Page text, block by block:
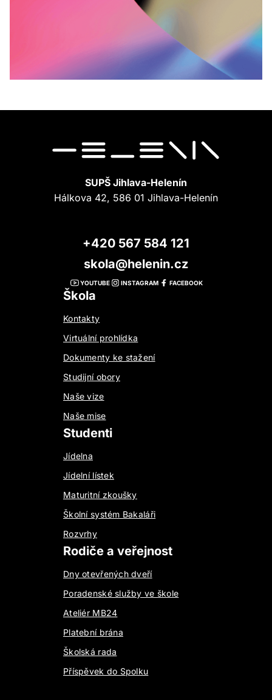
SUPŠ Jihlava-Helenín
Hálkova 42, 586 01 Jihlava-Helenín
+420 567 584 121
skola@helenin.cz
YOUTUBE INSTAGRAM FACEBOOK
Škola
Kontakty
Virtuální prohlídka
Dokumenty ke stažení
Studijní obory
Naše vize
Naše mise
Studenti
Jídelna
Jídelní lístek
Maturitní zkoušky
Školní systém Bakaláři
Rozvrhy
Rodiče a veřejnost
Dny otevřených dveří
Poradenské služby ve škole
Ateliér MB24
Platební brána
Školská rada
Příspěvek do Spolku